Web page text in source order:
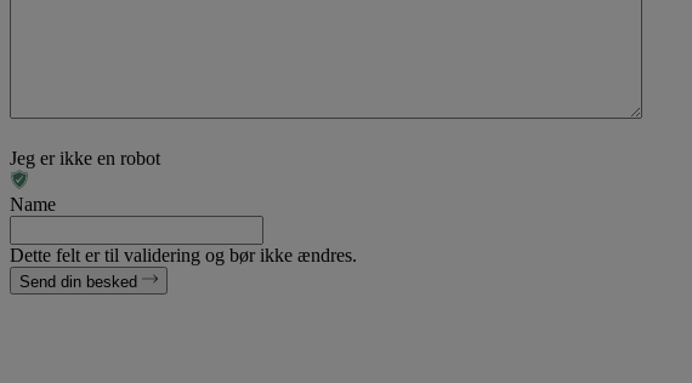
Jeg er ikke en robot
Name
Dette felt er til validering og bør ikke ændres.
Send din besked